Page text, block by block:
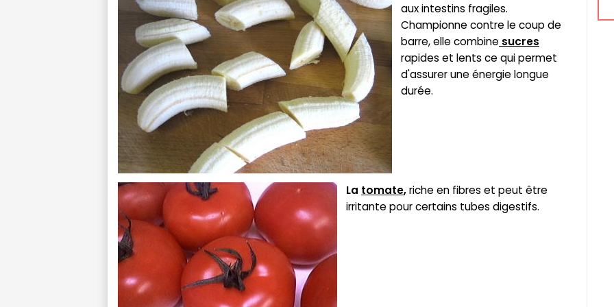
aux intestins fragiles.
Championne contre le coup de
barre, elle combine sucres
rapides et lents ce qui permet
d'assurer une énergie longue
durée.
La tomate,riche en fibres et peut être
irritante pour certains tubes digestifs.